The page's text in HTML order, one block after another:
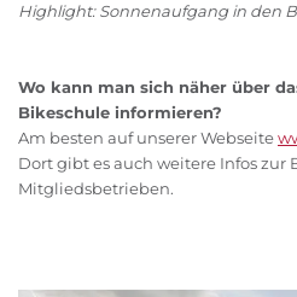
Highlight: Sonnenaufgang in den
Wo kann man sich näher über
Bikeschule informieren?
Am besten auf unserer Webseite
Dort gibt es auch weitere Infos zur
Mitgliedsbetrieben.